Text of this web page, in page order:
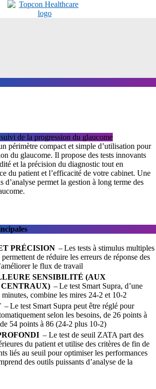
de la progression du glaucome
périmètre compact et simple d’utilisation pour
du glaucome. Il propose des tests innovants
et la précision du diagnostic tout en
du patient et l’efficacité de votre cabinet. Une
d’analyse permet la gestion à long terme des
PRÉCISION – Les tests à stimulus multiples
de réduire les erreurs de réponse des
le flux de travail
SENSIBILITÉ (AUX
– Le test Smart Supra, d’une
minutes, combine les mires 24-2 et 10-2
– Le test Smart Supra peut être réglé pour
selon les besoins, de 26 points à
54 points à 86 (24-2 plus 10-2)
– Le test de seuil ZATA part des
du patient et utilise des critères de fin de
liés au seuil pour optimiser les performances
des outils puissants d’analyse de la